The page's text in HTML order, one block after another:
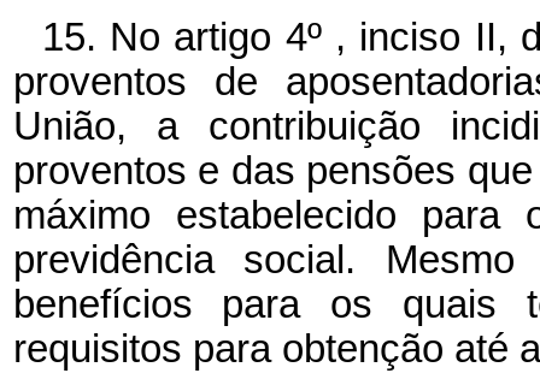
15. No artigo 4º , inciso II,
proventos de
União, a contribuição
proventos e das pensões
máximo estabelecido
previdência social.
benefícios para os quais
requisitos para obtenção até